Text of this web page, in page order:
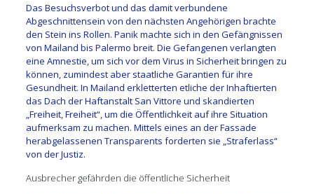
Das Besuchsverbot und das damit verbundene
Abgeschnittensein von den nächsten Angehörigen brachte
den Stein ins Rollen. Panik machte sich in den Gefängnissen
von Mailand bis Palermo breit. Die Gefangenen verlangten
eine Amnestie, um sich vor dem Virus in Sicherheit bringen zu
können, zumindest aber staatliche Garantien für ihre
Gesundheit. In Mailand erkletterten etliche der Inhaftierten
das Dach der Haftanstalt San Vittore und skandierten
„Freiheit, Freiheit“, um die Öffentlichkeit auf ihre Situation
aufmerksam zu machen. Mittels eines an der Fassade
herabgelassenen Transparents forderten sie „Straferlass“
von der Justiz.
Ausbrecher gefährden die öffentliche Sicherheit